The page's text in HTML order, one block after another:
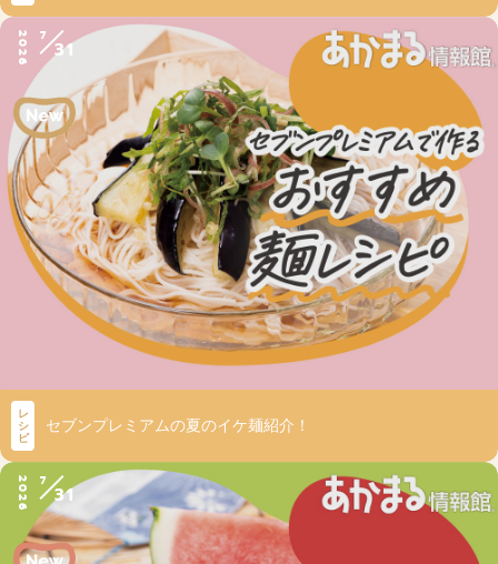
2026 7
31
レ
シ
ピ
セブンプレミアムの夏のイケ麺紹介！
2026 7
31